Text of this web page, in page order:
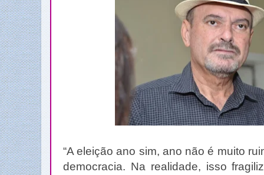
“A eleição ano sim, ano não é muito
democracia. Na realidade, isso